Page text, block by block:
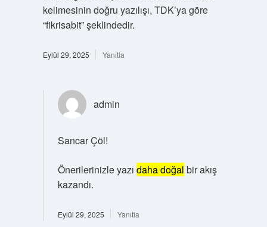
kelimesinin doğru yazılışı, TDK’ya göre
“fikrisabit” şeklindedir.
Eylül 29, 2025 Yanıtla
admin
Sancar Çöl!
Önerilerinizle yazı daha doğal bir akış
kazandı.
Eylül 29, 2025 Yanıtla